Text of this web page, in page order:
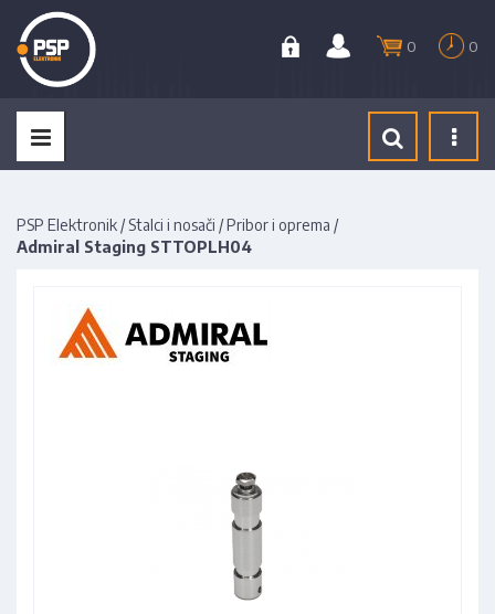
0 0
PSP Elektronik / Stalci i nosači /Pribor i oprema /
Admiral Staging STTOPLH04